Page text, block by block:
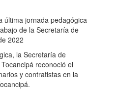
última jornada pedagógica
de la Secretaría de
2022
la Secretaría de
reconoció el
y contratistas en la